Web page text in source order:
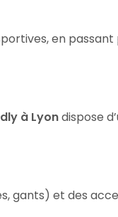
en
à Lyondispose
gants) et des